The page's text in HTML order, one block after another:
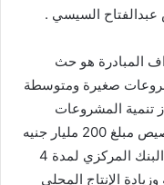
المبادرة هو حث
صغيرة ومتوسطة
تنمية المشروعات
الصغيرة والمتوسطة بمجلس الوزراء بتخصيص مبلغ 200 مليار جنيه
بفائدة لا تزيد على 5% سنوياً. والتي مدها البنك المركزي لمدة 4
الإنتاج المحلي